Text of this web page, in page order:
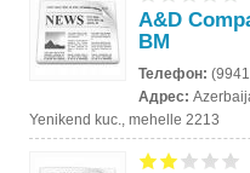
A&D
BM
Телефон:
Адрес:
Yenikend kuc., mehelle 2213